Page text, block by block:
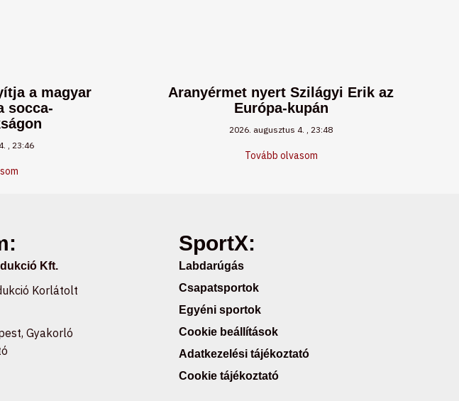
a magyar
socca-
23:46
Aranyérmet nyert Szilágyi Erik az
Európa-kupán
2026. augusztus 4. 23:48
Tovább olvasom
Kft.
Korlátolt
Gyakorló
SportX:
Labdarúgás
Csapatsportok
Egyéni sportok
Cookie beállítások
Adatkezelési tájékoztató
Cookie tájékoztató